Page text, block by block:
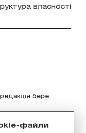
файли
власності
бере